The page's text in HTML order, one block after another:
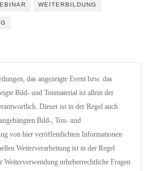
WEITERBILDUNG
das angezeigte Event bzw. das
Bild- und Tonmaterial ist allein der
Dieser ist in der Regel auch
Bild-, Ton- und
von hier veröffentlichten Informationen
Weiterverarbeitung ist in der Regel
urheberrechtliche Fragen